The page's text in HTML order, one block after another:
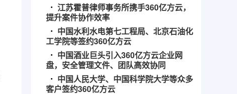
江苏霍普律师事务所携手360亿方云，
提升案件协作效率
中国水利水电第七工程局、北京石油化
工学院等签约360亿方云
中国酒业巨头引入360亿方云企业网
盘，安全管理文件、团队高效协同
中国人民大学、中国科学院大学等众多
客户签约360亿方云